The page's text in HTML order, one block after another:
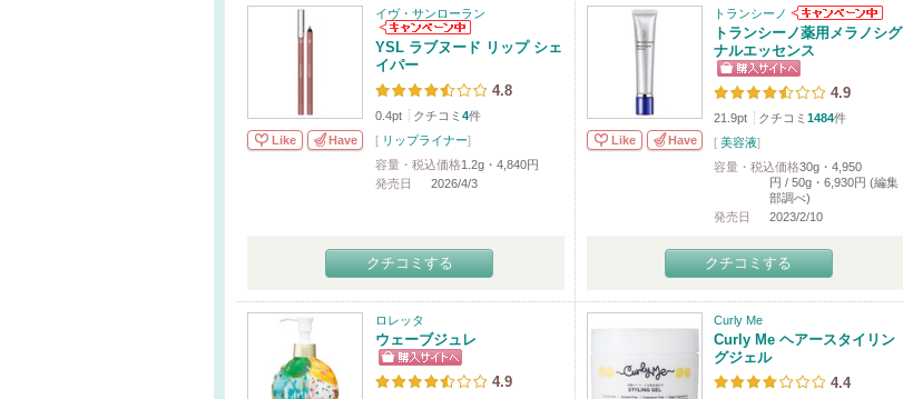
Like Have
イヴ・サンローラン
YSL ラブヌード リップ シェ
イパー
4.8
0.4pt クチコミ 4件
[ リップライナー]
容量・税込価格1.2g・4,840円
発売日
2026/4/3
クチコミする
Like Have
トランシーノ
トランシーノ薬用メラノシグ
ナルエッセンス
4.9
21.9pt クチコミ 1484件
[ 美容液]
容量・税込価格30g・4,950
円 / 50g・6,930円 (編集
部調べ)
発売日
2023/2/10
クチコミする
ロレッタ
ウェーブジュレ
4.9
Curly Me
Curly Me ヘアースタイリン
グジェル
4.4